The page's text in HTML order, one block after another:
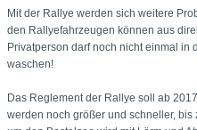
Mit der Rallye werden sich weitere
den Rallyefahrzeugen können aus
Privatperson darf noch nicht einmal in
waschen!
Das Reglement der Rallye soll ab
werden noch größer und schneller,